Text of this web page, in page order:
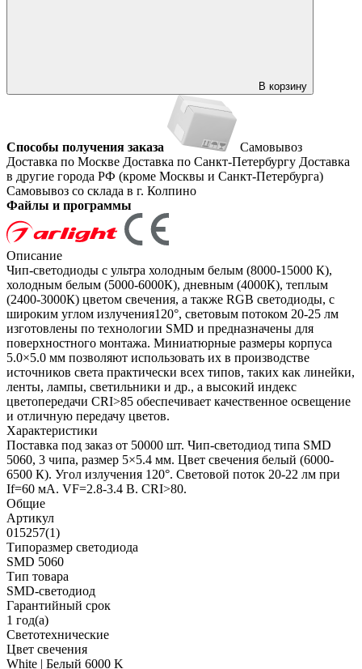
В корзину
Способы получения заказа
Самовывоз
Доставка по Москве Доставка по Санкт-Петербургу Доставка
в другие города РФ (кроме Москвы и Санкт-Петербурга)
Самовывоз со склада в г. Колпино
Файлы и программы
Описание
Чип-светодиоды с ультра холодным белым (8000-15000 К),
холодным белым (5000-6000К), дневным (4000К), теплым
(2400-3000К) цветом свечения, а также RGB светодиоды, с
широким углом излучения120°, световым потоком 20-25 лм
изготовлены по технологии SMD и предназначены для
поверхностного монтажа. Миниатюрные размеры корпуса
5.0×5.0 мм позволяют использовать их в производстве
источников света практически всех типов, таких как линейки,
ленты, лампы, светильники и др., а высокий индекс
цветопередачи CRI>85 обеспечивает качественное освещение
и отличную передачу цветов.
Характеристики
Поставка под заказ от 50000 шт. Чип-светодиод типа SMD
5060, 3 чипа, размер 5×5.4 мм. Цвет свечения белый (6000-
6500 К). Угол излучения 120°. Световой поток 20-22 лм при
If=60 мА. VF=2.8-3.4 В. CRI>80.
Общие
Артикул
015257(1)
Типоразмер светодиода
SMD 5060
Тип товара
SMD-светодиод
Гарантийный срок
1 год(а)
Светотехнические
Цвет свечения
White | Белый 6000 K